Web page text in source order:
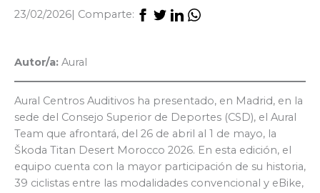
23/02/2026| Comparte:
Autor/a: Aural
Aural Centros Auditivos ha presentado, en Madrid, en la
sede del Consejo Superior de Deportes (CSD), el Aural
Team que afrontará, del 26 de abril al 1 de mayo, la
Škoda Titan Desert Morocco 2026. En esta edición, el
equipo cuenta con la mayor participación de su historia,
39 ciclistas entre las modalidades convencional y eBike,